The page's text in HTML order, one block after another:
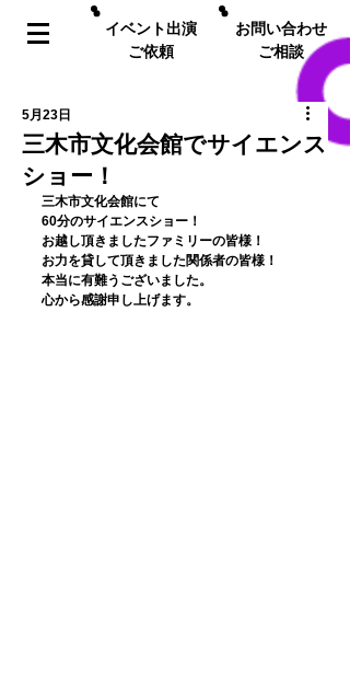
イベント出演
ご依頼
お問い合わせ
ご相談
三木市文化会館でサイエンス
ショー！
5月23日
﻿三木市文化会館にて
60分のサイエンスショー！
お越し頂きましたファミリーの皆様！
お力を貸して頂きました関係者の皆様！
本当に有難うございました。
心から感謝申し上げます。